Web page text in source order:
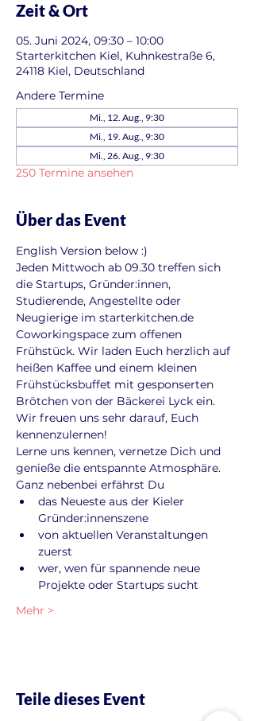
Zeit & Ort
05. Juni 2024, 09:30 – 10:00
Starterkitchen Kiel, Kuhnkestraße 6,
24118 Kiel, Deutschland
Andere Termine
Mi., 12. Aug., 9:30
Mi., 19. Aug., 9:30
Mi., 26. Aug., 9:30
250 Termine ansehen
Über das Event
English Version below :)
Jeden Mittwoch ab 09.30 treffen sich
die Startups, Gründer:innen,
Studierende, Angestellte oder
Neugierige im starterkitchen.de
Coworkingspace zum offenen
Frühstück. Wir laden Euch herzlich auf
heißen Kaffee und einem kleinen
Frühstücksbuffet mit gesponserten
Brötchen von der Bäckerei Lyck ein.
Wir freuen uns sehr darauf, Euch
kennenzulernen!
Lerne uns kennen, vernetze Dich und
genieße die entspannte Atmosphäre.
Ganz nebenbei erfährst Du
das Neueste aus der Kieler
Gründer:innenszene
von aktuellen Veranstaltungen
zuerst
wer, wen für spannende neue
Projekte oder Startups sucht
Mehr >
Teile dieses Event